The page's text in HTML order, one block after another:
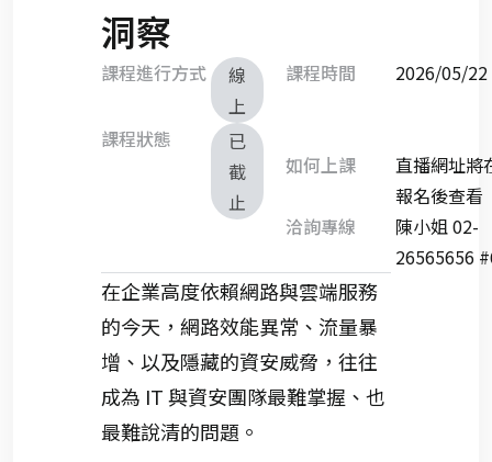
洞察
課程進行方式
線
上
課程狀態
已
截
止
課程時間 2026/05/22
如何上課
直播網址將
報名後查看
洽詢專線
陳小姐 02-
26565656
在企業高度依賴網路與雲端服務
的今天，網路效能異常、流量暴
增、以及隱藏的資安威脅 ，往往
成為 IT與資安團隊最難掌握、也
最難說清的問題。